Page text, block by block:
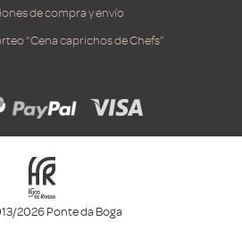
de compra y envío
“Cena caprichos de Chefs”
2026 Ponte da Boga